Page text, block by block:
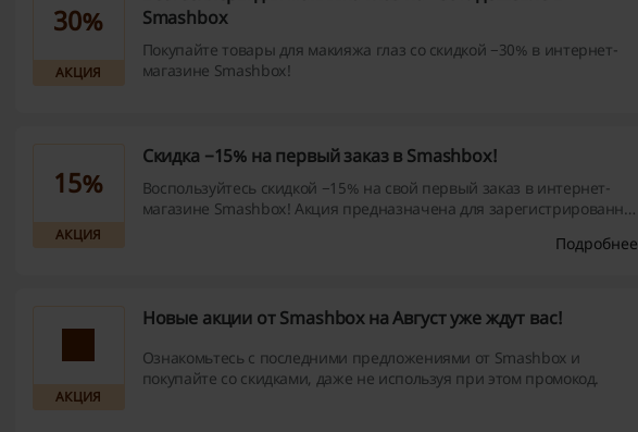
30%
АКЦИЯ
Smashbox
Покупайте товары для макияжа глаз со скидкой −30% в интернет-
магазине Smashbox!
15%
АКЦИЯ
Скидка −15% на первый заказ в Smashbox!
Воспользуйтесь скидкой −15% на свой первый заказ в интернет-
магазине Smashbox! Акция предназначена для зарегистрированных
Подробнее
АКЦИЯ
Новые акции от Smashbox на Август уже ждут вас!
Ознакомьтесь с последними предложениями от Smashbox и
покупайте со скидками, даже не используя при этом промокод.